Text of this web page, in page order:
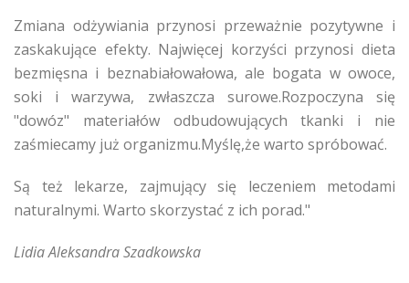
Zmiana odżywiania przynosi przeważnie pozytywne i
zaskakujące efekty. Najwięcej korzyści przynosi dieta
bezmięsna i beznabiałowałowa, ale bogata w owoce,
soki i warzywa, zwłaszcza surowe.Rozpoczyna się
"dowóz" materiałów odbudowujących tkanki i nie
zaśmiecamy już organizmu.Myślę,że warto spróbować.
Są też lekarze, zajmujący się leczeniem metodami
naturalnymi. Warto skorzystać z ich porad."
Lidia Aleksandra Szadkowska